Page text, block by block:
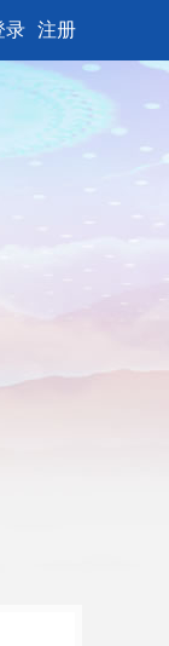
录 注册